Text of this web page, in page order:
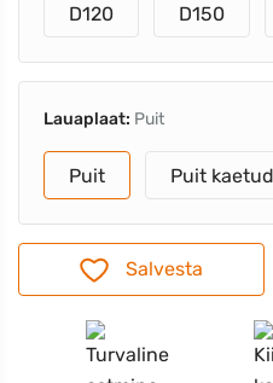
D120 D150
Lauaplaat: Puit
Puit Puit
Salvesta